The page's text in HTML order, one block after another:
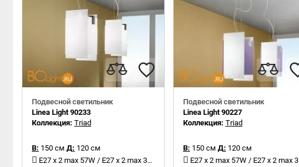
Подвесной светильник
Linea Light 90233
Коллекция: Triad
В: 150 см Д: 120 см
E27 x 2 max 57W / E27 x 2 max 30W
Подвесной светильник
Linea Light 90227
Коллекция: Triad
В: 150 см Д: 120 см
E27 x 2 max 57W / E27 x 2 max 30W